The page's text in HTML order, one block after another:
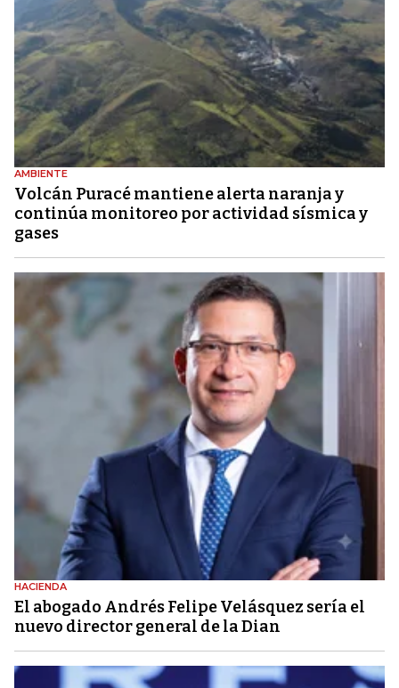
AMBIENTE
Volcán Puracé mantiene alerta naranja y
continúa monitoreo por actividad sísmica y
gases
HACIENDA
El abogado Andrés Felipe Velásquez sería el
nuevo director general de la Dian